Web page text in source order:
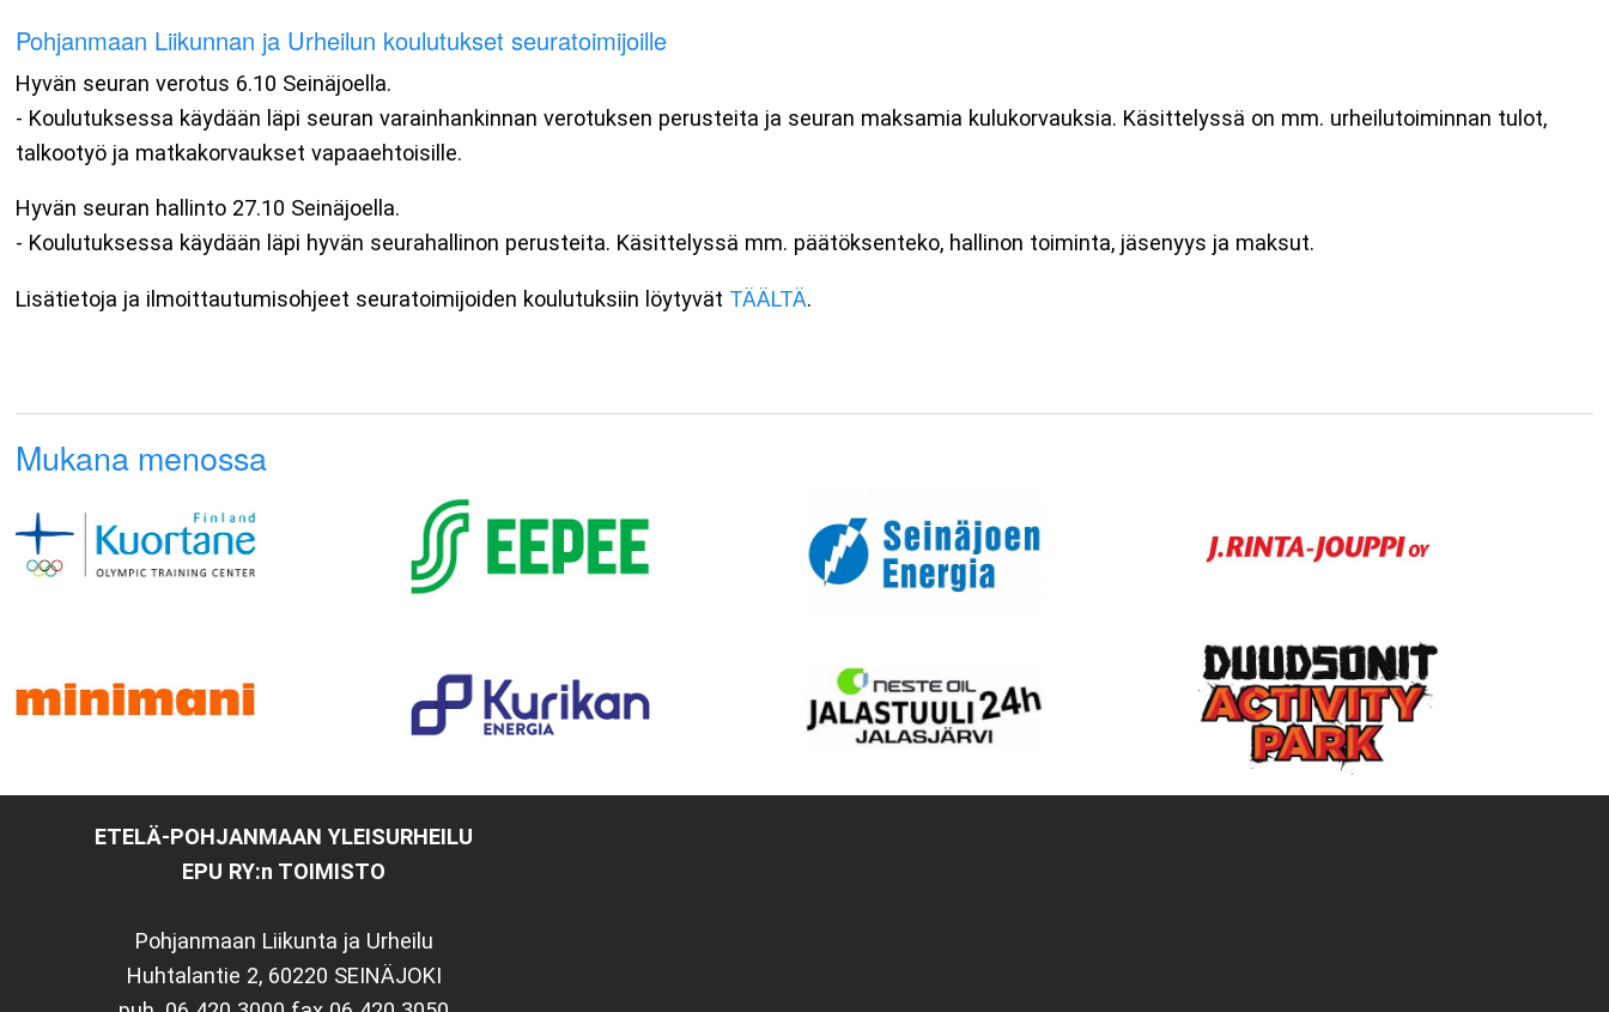
Pohjanmaan Liikunnan ja Urheilun koulutukset seuratoimijoille
Hyvän seuran verotus 6.10 Seinäjoella.
- Koulutuksessa käydään läpi seuran varainhankinnan verotuksen perusteita ja seuran maksamia kulukorvauksia. Käsittelyssä on mm. urheilutoiminnan tulot,
talkootyö ja matkakorvaukset vapaaehtoisille.
Hyvän seuran hallinto 27.10 Seinäjoella.
- Koulutuksessa käydään läpi hyvän seurahallinon perusteita. Käsittelyssä mm. päätöksenteko, hallinon toiminta, jäsenyys ja maksut.
Lisätietoja ja ilmoittautumisohjeet seuratoimijoiden koulutuksiin löytyvät TÄÄLTÄ.
Mukana menossa
ETELÄ-POHJANMAAN YLEISURHEILU
EPU RY:n TOIMISTO
Pohjanmaan Liikunta ja Urheilu
Huhtalantie 2, 60220 SEINÄJOKI